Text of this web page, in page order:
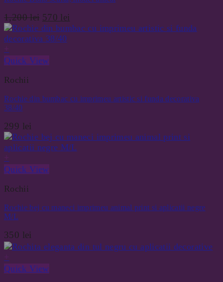
1,200lei Prețul
inițial
a
1,200 lei.
570 lei
curent
Quick View
Rochii
Rochie din bumbac cu imprimeu artistic si funda decorativa
38/40
299 lei
Quick View
Rochii
Rochie bej cu maneci imprimeu animal print si aplicatii negre
M/L
350 lei
Quick View